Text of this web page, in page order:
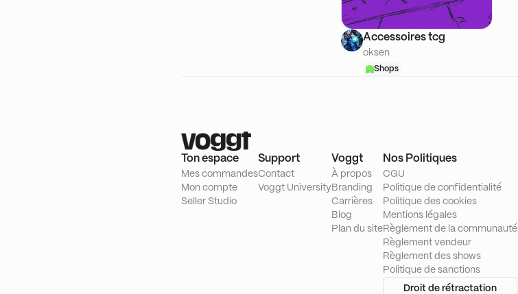
Accessoires tcg
oksen
Shops
Ton espace
Mes commandes
Mon compte
Seller Studio
Support
Contact
Voggt University
Voggt
À propos
Branding
Carrières
Blog
Plan du site
Nos Politiques
CGU
Politique de confidentialité
Politique des cookies
Mentions légales
Règlement de la communauté
Règlement vendeur
Règlement des shows
Politique de sanctions
Droit de rétractation